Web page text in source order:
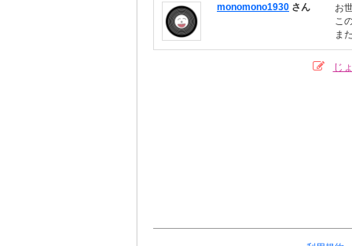
monomono1930 さん
お
こ
ま
じ